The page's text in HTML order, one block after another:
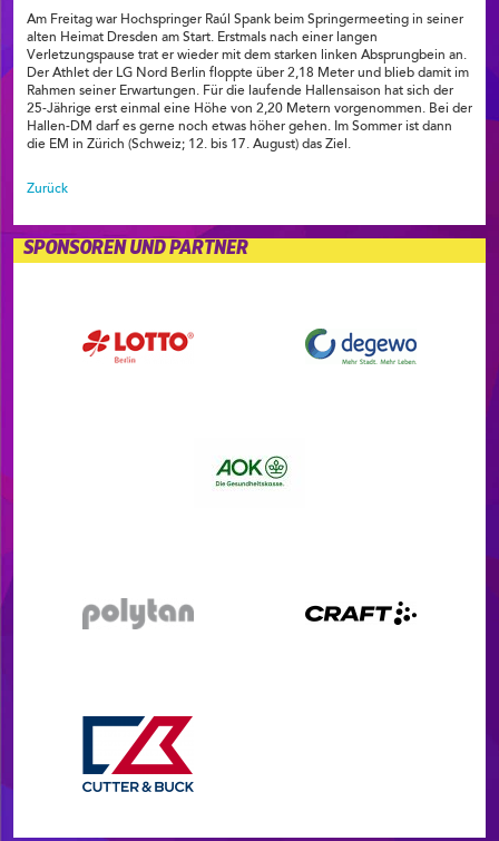
Am Freitag war Hochspringer Raúl Spank beim Springermeeting in seiner
alten Heimat Dresden am Start. Erstmals nach einer langen
Verletzungspause trat er wieder mit dem starken linken Absprungbein an.
Der Athlet der LG Nord Berlin floppte über 2,18 Meter und blieb damit im
Rahmen seiner Erwartungen. Für die laufende Hallensaison hat sich der
25-Jährige erst einmal eine Höhe von 2,20 Metern vorgenommen. Bei der
Hallen-DM darf es gerne noch etwas höher gehen. Im Sommer ist dann
die EM in Zürich (Schweiz; 12. bis 17. August) das Ziel.
Zurück
SPONSOREN UND PARTNER